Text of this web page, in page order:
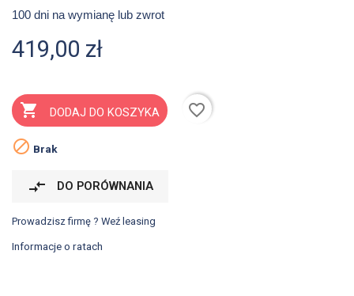
100 dni na wymianę lub zwrot
419,00 zł
 DODAJ DO KOSZYKA
favorite_border
 Brak
compare_arrows DO PORÓWNANIA
Prowadzisz firmę ? Weź leasing
Informacje o ratach